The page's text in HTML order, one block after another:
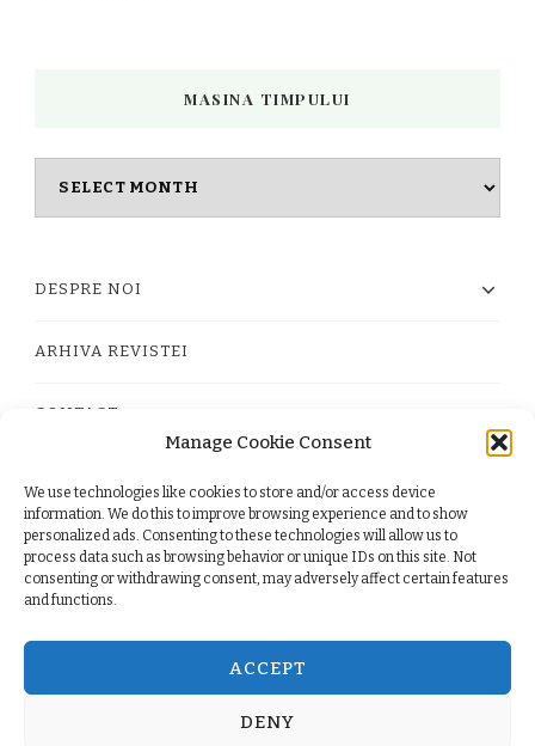
Manage Cookie Consent
We use technologies like cookies to store and/or access device
information. We do this to improve browsing experience and to show
personalized ads. Consenting to these technologies will allow us to
process data such as browsing behavior or unique IDs on this site. Not
consenting or withdrawing consent, may adversely affect certain features
and functions.
ACCEPT
DENY
MASINA TIMPULUI
DESPRE NOI
ARHIVA REVISTEI
CONTACT
PRIVACY POLICY
TERMS